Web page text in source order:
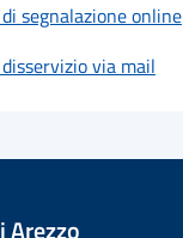
segnalazione online
via mail
Arezzo